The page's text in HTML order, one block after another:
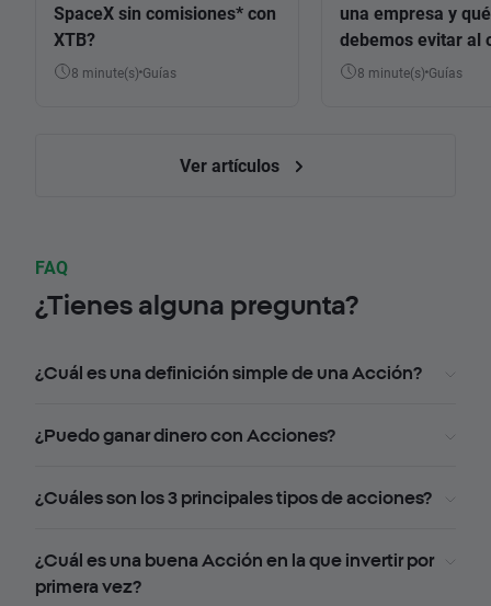
SpaceX sin comisiones* con
XTB?
8 minute(s) Guías
una empresa y
debemos evitar al
8 minute(s) Guías
Ver artículos
FAQ
¿Tienes alguna pregunta?
¿Cuál es una definición simple de una Acción?
¿Puedo ganar dinero con Acciones?
¿Cuáles son los 3 principales tipos de acciones?
¿Cuál es una buena Acción en la que invertir por
primera vez?